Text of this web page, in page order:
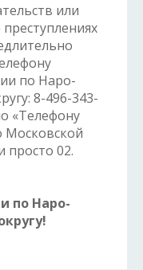
или
по Наро-
8-496-343-
«Телефону
Московской
просто 02.
по Наро-